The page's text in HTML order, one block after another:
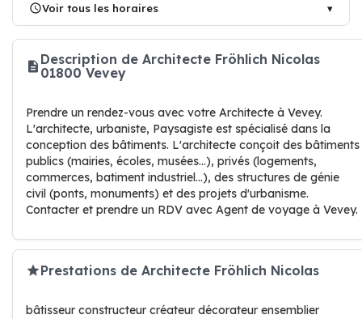
Voir tous les horaires
Description de Architecte Fröhlich Nicolas
01800 Vevey
Prendre un rendez-vous avec votre Architecte à Vevey.
L'architecte, urbaniste, Paysagiste est spécialisé dans la
conception des bâtiments. L'architecte conçoit des bâtiments
publics (mairies, écoles, musées...), privés (logements,
commerces, batiment industriel...), des structures de génie
civil (ponts, monuments) et des projets d'urbanisme.
Contacter et prendre un RDV avec Agent de voyage à Vevey.
Prestations de Architecte Fröhlich Nicolas
bâtisseur constructeur créateur décorateur ensemblier